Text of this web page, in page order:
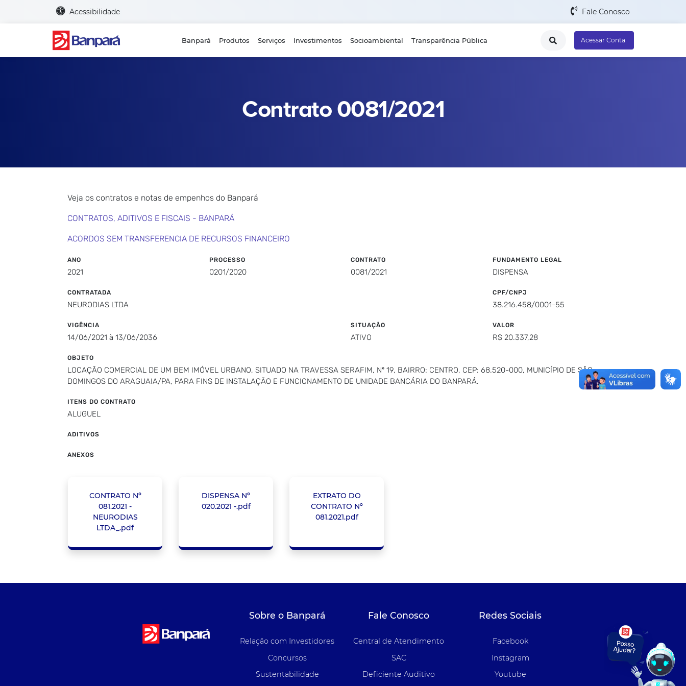
Acessibilidade Fale Conosco
Banpará Produtos Serviços Investimentos Socioambiental Transparência Pública Acessar Conta
Contrato 0081/2021
Veja os contratos e notas de empenhos do Banpará
CONTRATOS, ADITIVOS E FISCAIS - BANPARÁ
ACORDOS SEM TRANSFERENCIA DE RECURSOS FINANCEIRO
ANO
2021
PROCESSO
0201/2020
CONTRATO
0081/2021
FUNDAMENTO LEGAL
DISPENSA
CONTRATADA
NEURODIAS LTDA
CPF/CNPJ
38.216.458/0001-55
VIGÊNCIA
14/06/2021 à 13/06/2036
SITUAÇÃO
ATIVO
VALOR
R$ 20.337,28
OBJETO
LOCAÇÃO COMERCIAL DE UM BEM IMÓVEL URBANO, SITUADO NA TRAVESSA SERAFIM, Nº 19, BAIRRO: CENTRO, CEP: 68.520-000, MUNICÍPIO DE SÃO
DOMINGOS DO ARAGUAIA/PA, PARA FINS DE INSTALAÇÃO E FUNCIONAMENTO DE UNIDADE BANCÁRIA DO BANPARÁ.
ITENS DO CONTRATO
ALUGUEL
ADITIVOS
ANEXOS
CONTRATO Nº
081.2021 -
NEURODIAS
LTDA_.pdf
DISPENSA Nº
020.2021 -.pdf
EXTRATO DO
CONTRATO Nº
081.2021.pdf
Sobre o Banpará
Relação com Investidores
Concursos
Sustentabilidade
Fale Conosco
Central de Atendimento
SAC
Deficiente Auditivo
Redes Sociais
Facebook
Instagram
Youtube